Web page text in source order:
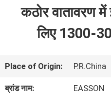
हमारे
बारे
कठोर वातावरण
लिए 1300-
Place of Origin: P.R.China
ब्रांड नाम: EASSON